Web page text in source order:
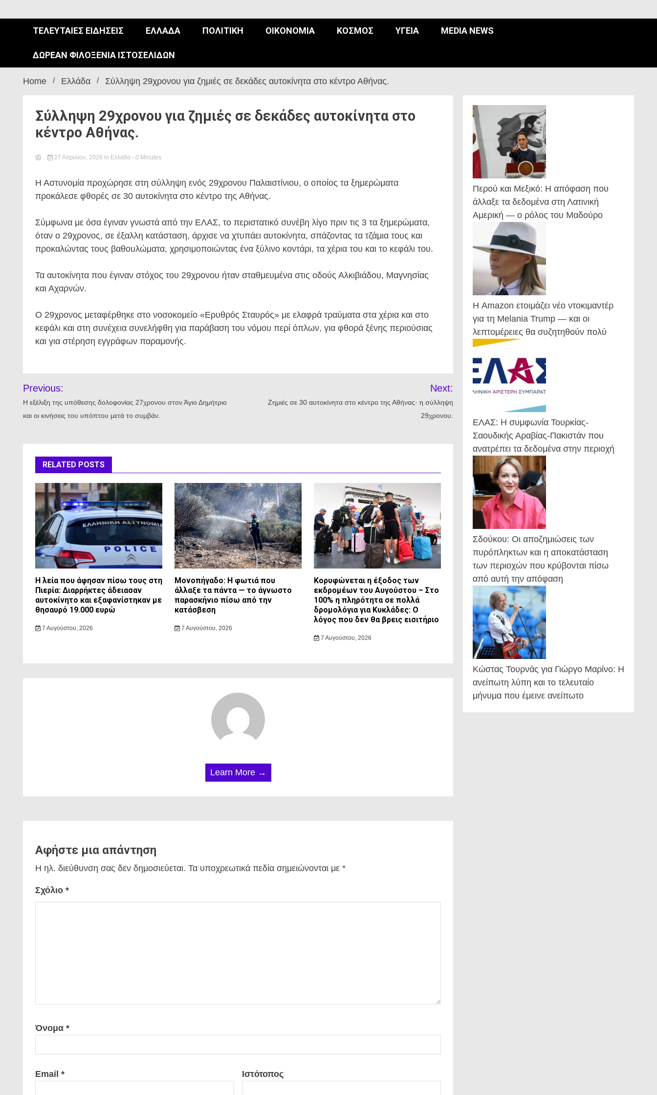
ΤΕΛΕΥΤΑΊΕΣ ΕΙΔΉΣΕΙΣ ΕΛΛΆΔΑ ΠΟΛΙΤΙΚΉ ΟΙΚΟΝΟΜΊΑ ΚΌΣΜΟΣ ΥΓΕΊΑ MEDIA NEWS
ΔΩΡΕΆΝ ΦΙΛΟΞΕΝΊΑ ΙΣΤΟΣΕΛΊΔΩΝ
Home Ελλάδα Σύλληψη 29χρονου για ζημιές σε δεκάδες αυτοκίνητα στο κέντρο Αθήνας.
Σύλληψη 29χρονου για ζημιές σε δεκάδες αυτοκίνητα στο
κέντρο Αθήνας.
27 Απριλίου, 2026 in Ελλάδα - 0 Minutes
Η Αστυνομία προχώρησε στη σύλληψη ενός 29χρονου Παλαιστίνιου, ο οποίος τα ξημερώματα
προκάλεσε φθορές σε 30 αυτοκίνητα στο κέντρο της Αθήνας.
Σύμφωνα με όσα έγιναν γνωστά από την ΕΛΑΣ, το περιστατικό συνέβη λίγο πριν τις 3 τα ξημερώματα,
όταν ο 29χρονος, σε έξαλλη κατάσταση, άρχισε να χτυπάει αυτοκίνητα, σπάζοντας τα τζάμια τους και
προκαλώντας τους βαθουλώματα, χρησιμοποιώντας ένα ξύλινο κοντάρι, τα χέρια του και το κεφάλι του.
Τα αυτοκίνητα που έγιναν στόχος του 29χρονου ήταν σταθμευμένα στις οδούς Αλκιβιάδου, Μαγνησίας
και Αχαρνών.
Ο 29χρονος μεταφέρθηκε στο νοσοκομείο «Ερυθρός Σταυρός» με ελαφρά τραύματα στα χέρια και στο
κεφάλι και στη συνέχεια συνελήφθη για παράβαση του νόμου περί όπλων, για φθορά ξένης περιούσιας
και για στέρηση εγγράφων παραμονής.
άρθρων
Previous:
Η εξέλιξη της υπόθεσης δολοφονίας 27χρονου στον Άγιο Δημήτριο
και οι κινήσεις του υπόπτου μετά το συμβάν.
Next:
Ζημιές σε 30 αυτοκίνητα στο κέντρο της Αθήνας· η σύλληψη
29χρονου.
RELATED POSTS
Η λεία που άφησαν πίσω τους στη
Πιερία: Διαρρήκτες άδειασαν
αυτοκίνητο και εξαφανίστηκαν με
θησαυρό 19.000 ευρώ
7 Αυγούστου, 2026
Μονοπήγαδο: Η φωτιά που
άλλαξε τα πάντα — το άγνωστο
παρασκήνιο πίσω από την
κατάσβεση
7 Αυγούστου, 2026
Κορυφώνεται η έξοδος των
εκδρομέων του Αυγούστου – Στο
100% η πληρότητα σε πολλά
δρομολόγια για Κυκλάδες: Ο
λόγος που δεν θα βρεις εισιτήριο
7 Αυγούστου, 2026
Learn More →
Αφήστε μια απάντηση
Η ηλ. διεύθυνση σας δεν δημοσιεύεται. Τα υποχρεωτικά πεδία σημειώνονται με *
Σχόλιο *
Όνομα *
Email * Ιστότοπος
Περού και Μεξικό: Η απόφαση που
άλλαξε τα δεδομένα στη Λατινική
Αμερική — ο ρόλος του Μαδούρο
Η Amazon ετοιμάζει νέο ντοκιμαντέρ
για τη Melania Trump — και οι
λεπτομέρειες θα συζητηθούν πολύ
ΕΛΑΣ: Η συμφωνία Τουρκίας-
Σαουδικής Αραβίας-Πακιστάν που
ανατρέπει τα δεδομένα στην περιοχή
Σδούκου: Οι αποζημιώσεις των
πυρόπληκτων και η αποκατάσταση
των περιοχών που κρύβονται πίσω
από αυτή την απόφαση
Κώστας Τουρνάς για Γιώργο Μαρίνο: Η
ανείπωτη λύπη και το τελευταίο
μήνυμα που έμεινε ανείπωτο